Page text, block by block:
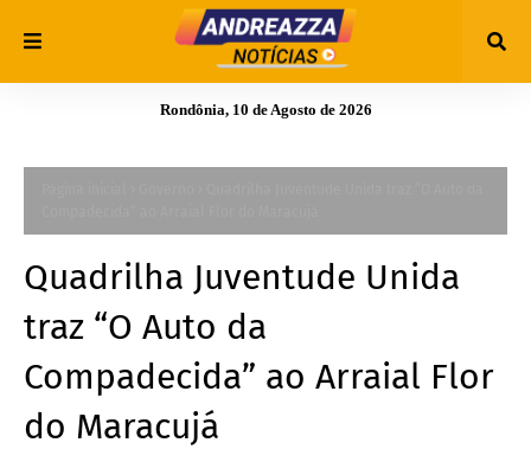
Rondônia, 10 de Agosto de 2026
Quadrilha Juventude Unida
traz “O Auto da
Compadecida” ao Arraial Flor
do Maracujá